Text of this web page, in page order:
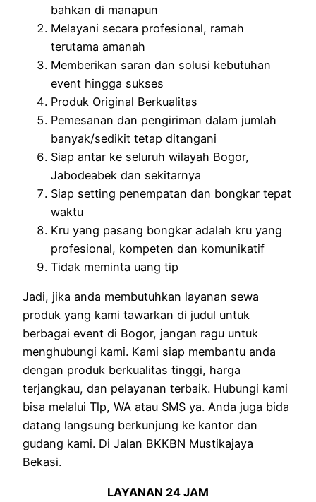
bahkan di manapun
Melayani secara profesional, ramah
terutama amanah
Memberikan saran dan solusi kebutuhan
event hingga sukses
Produk Original Berkualitas
Pemesanan dan pengiriman dalam jumlah
banyak/sedikit tetap ditangani
Siap antar ke seluruh wilayah Bogor,
Jabodeabek dan sekitarnya
Siap setting penempatan dan bongkar tepat
waktu
Kru yang pasang bongkar adalah kru yang
profesional, kompeten dan komunikatif
Tidak meminta uang tip
Jadi, jika anda membutuhkan layanan sewa
produk yang kami tawarkan di judul untuk
berbagai event di Bogor, jangan ragu untuk
menghubungi kami. Kami siap membantu anda
dengan produk berkualitas tinggi, harga
terjangkau, dan pelayanan terbaik. Hubungi kami
bisa melalui Tlp, WA atau SMS ya. Anda juga bida
datang langsung berkunjung ke kantor dan
gudang kami. Di Jalan BKKBN Mustikajaya
Bekasi.
LAYANAN 24 JAM